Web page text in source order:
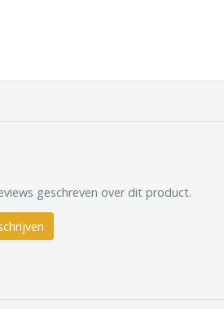
geschreven over dit product.